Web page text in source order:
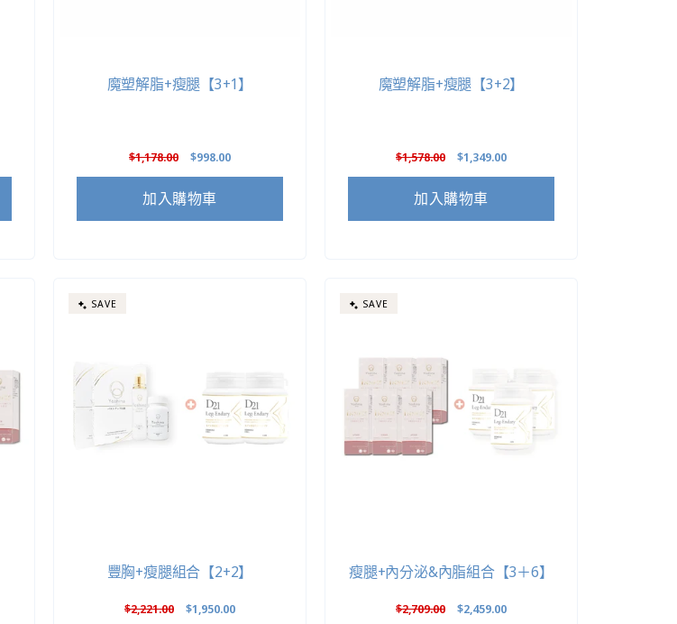
魔塑解脂+瘦腿【3+1】
定
$1,178.00 售
$998.00
加入購物車
魔塑解脂+瘦腿【3+2】
定
$1,578.00 售
$1,349.00
加入購物車
SAVE
豐胸+瘦腿組合【2+2】
定
$2,221.00 售
$1,950.00
SAVE
瘦腿+內分泌&內脂組合【3＋6】
定
$2,709.00 售
$2,459.00